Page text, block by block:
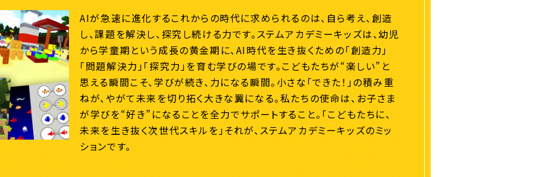
AIが急速に進化するこれからの時代に求められるのは、自ら考え、創造
し、課題を解決し、探究し続ける力です。ステムアカデミーキッズは、幼児
から学童期という成長の黄金期に、AI時代を生き抜くための「創造力」
「問題解決力」「探究力」を育む学びの場です。こどもたちが“楽しい”と
思える瞬間こそ、学びが続き、力になる瞬間。小さな「できた！」の積み重
ねが、やがて未来を切り拓く大きな翼になる。私たちの使命は、お子さま
が学びを“好き”になることを全力でサポートすること。「こどもたちに、
未来を生き抜く次世代スキルを」それが、ステムアカデミーキッズのミッ
ションです。